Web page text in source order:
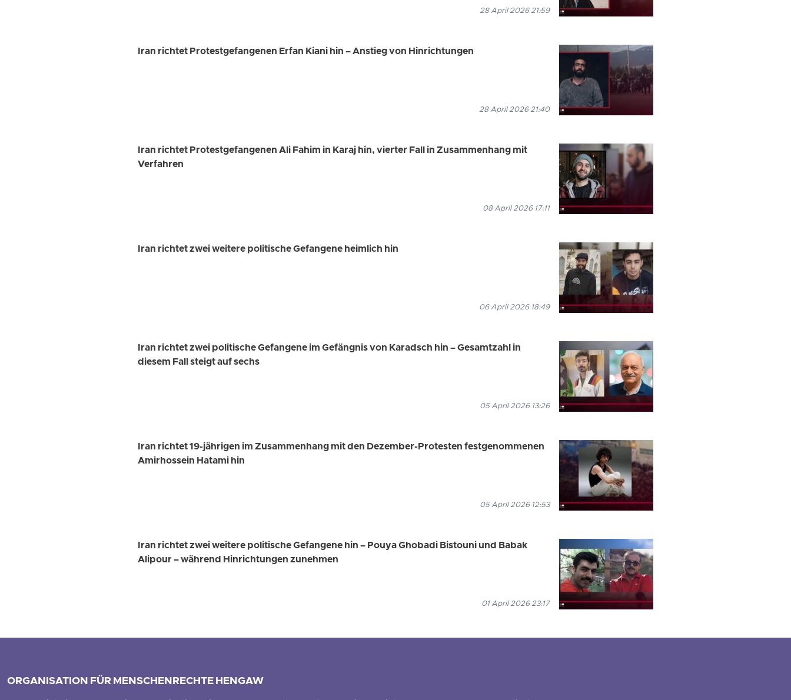
28 April 2026 21:59
Iran richtet Protestgefangenen Erfan Kiani hin – Anstieg von Hinrichtungen
28 April 2026 21:40
Iran richtet Protestgefangenen Ali Fahim in Karaj hin, vierter Fall in Zusammenhang mit
Verfahren
08 April 2026 17:11
Iran richtet zwei weitere politische Gefangene heimlich hin
06 April 2026 18:49
Iran richtet zwei politische Gefangene im Gefängnis von Karadsch hin – Gesamtzahl in
diesem Fall steigt auf sechs
05 April 2026 13:26
Iran richtet 19-jährigen im Zusammenhang mit den Dezember-Protesten festgenommenen
Amirhossein Hatami hin
05 April 2026 12:53
Iran richtet zwei weitere politische Gefangene hin – Pouya Ghobadi Bistouni und Babak
Alipour – während Hinrichtungen zunehmen
01 April 2026 23:17
ORGANISATION FÜR MENSCHENRECHTE HENGAW